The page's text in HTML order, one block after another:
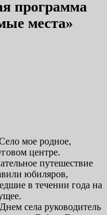
программа
места»
мое родное,
центре.
путешествие
юбиляров,
в течении года на
села руководитель